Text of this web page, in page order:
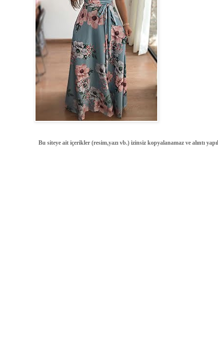
Bu siteye ait içerikler (resim,yazı vb.) izinsiz kopyalanamaz ve alıntı